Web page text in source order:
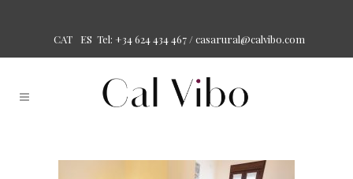
CAT ES Tel: +34 624 434 467 / casarural@calvibo.com